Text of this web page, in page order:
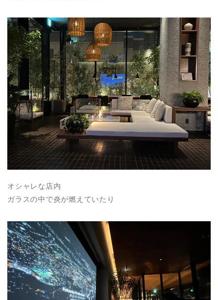
オシャレな店内
ガラスの中で炎が燃えていたり